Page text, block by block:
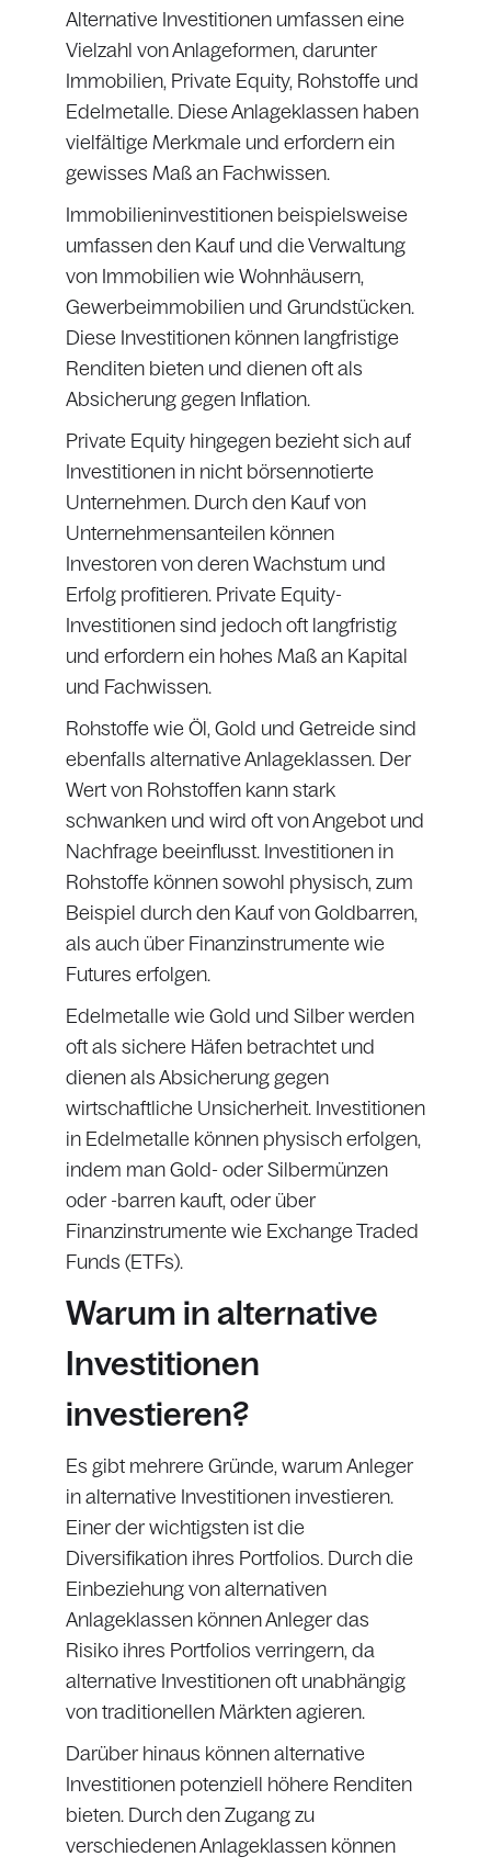
Alternative Investitionen umfassen eine
Vielzahl von Anlageformen, darunter
Immobilien, Private Equity, Rohstoffe und
Edelmetalle. Diese Anlageklassen haben
vielfältige Merkmale und erfordern ein
gewisses Maß an Fachwissen.
Immobilieninvestitionen beispielsweise
umfassen den Kauf und die Verwaltung
von Immobilien wie Wohnhäusern,
Gewerbeimmobilien und Grundstücken.
Diese Investitionen können langfristige
Renditen bieten und dienen oft als
Absicherung gegen Inflation.
Private Equity hingegen bezieht sich auf
Investitionen in nicht börsennotierte
Unternehmen. Durch den Kauf von
Unternehmensanteilen können
Investoren von deren Wachstum und
Erfolg profitieren. Private Equity-
Investitionen sind jedoch oft langfristig
und erfordern ein hohes Maß an Kapital
und Fachwissen.
Rohstoffe wie Öl, Gold und Getreide sind
ebenfalls alternative Anlageklassen. Der
Wert von Rohstoffen kann stark
schwanken und wird oft von Angebot und
Nachfrage beeinflusst. Investitionen in
Rohstoffe können sowohl physisch, zum
Beispiel durch den Kauf von Goldbarren,
als auch über Finanzinstrumente wie
Futures erfolgen.
Edelmetalle wie Gold und Silber werden
oft als sichere Häfen betrachtet und
dienen als Absicherung gegen
wirtschaftliche Unsicherheit. Investitionen
in Edelmetalle können physisch erfolgen,
indem man Gold- oder Silbermünzen
oder -barren kauft, oder über
Finanzinstrumente wie Exchange Traded
Funds (ETFs).
Warum in alternative
Investitionen
investieren?
Es gibt mehrere Gründe, warum Anleger
in alternative Investitionen investieren.
Einer der wichtigsten ist die
Diversifikation ihres Portfolios. Durch die
Einbeziehung von alternativen
Anlageklassen können Anleger das
Risiko ihres Portfolios verringern, da
alternative Investitionen oft unabhängig
von traditionellen Märkten agieren.
Darüber hinaus können alternative
Investitionen potenziell höhere Renditen
bieten. Durch den Zugang zu
verschiedenen Anlageklassen können